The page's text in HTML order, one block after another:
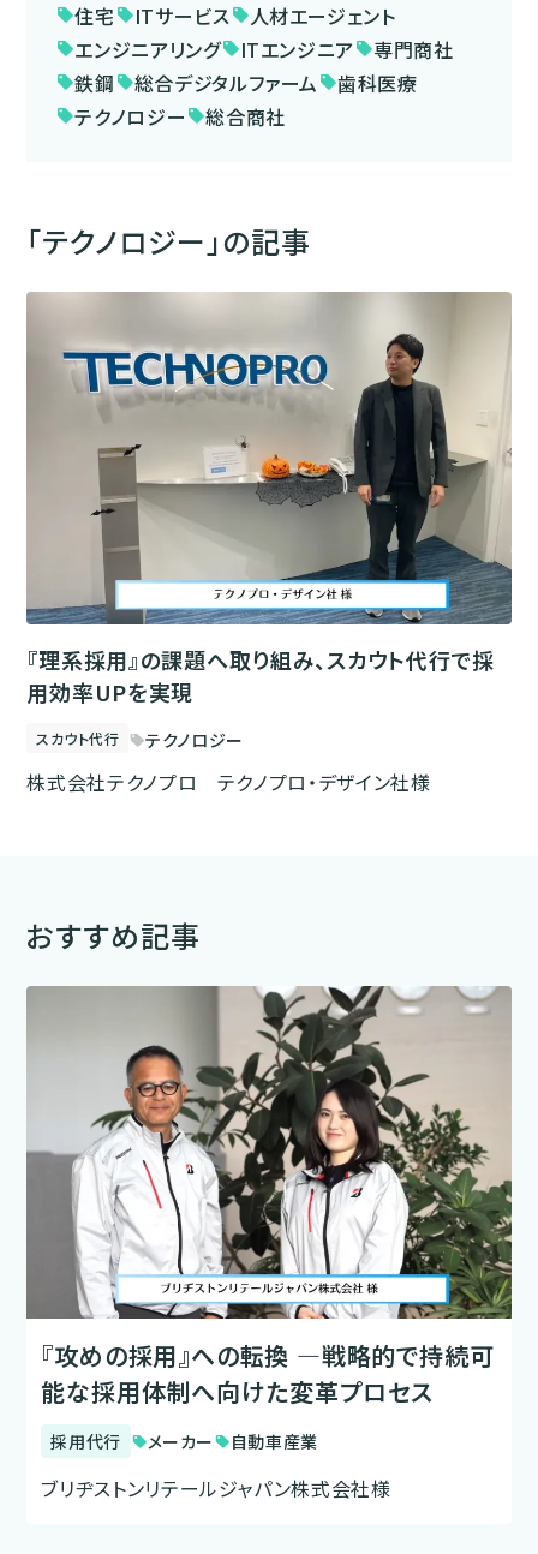
sell住宅 sellITサービスsell人材エージェント
sellエンジニアリングsellITエンジニアsell専門商社
sell鉄鋼 sell総合デジタルファーム sell歯科医療
sellテクノロジー sell総合商社
「テクノロジー」の記事
『理系採用』の課題へ取り組み、スカウト代行で採
用効率UPを実現
スカウト代行 sellテクノロジー
株式会社テクノプロ テクノプロ・デザイン社様
おすすめ記事
『攻めの採用』への転換 ―戦略的で持続可
能な採用体制へ向けた変革プロセス
採用代行 sellメーカーsell自動車産業
ブリヂストンリテールジャパン株式会社様